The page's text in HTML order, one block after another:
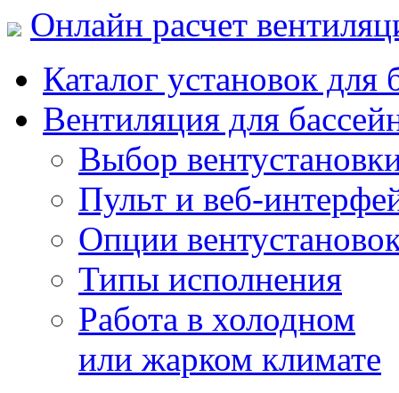
Онлайн расчет
Каталог установок для
Вентиляция для
Выбор
Пульт и веб-
Опции
Типы исполнения
Работа в холодном
или жарком климате